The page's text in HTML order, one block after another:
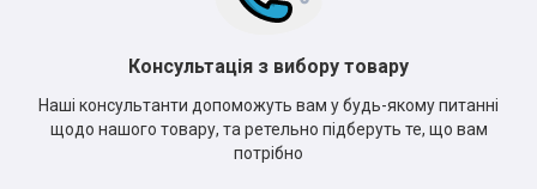
Консультація з вибору товару
Наші консультанти допоможуть вам у будь-якому питанні
щодо нашого товару, та ретельно підберуть те, що вам
потрібно